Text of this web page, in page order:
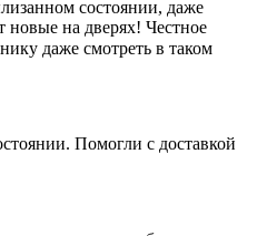
состоянии, даже
новые на дверях! Честное
даже смотреть в таком
Помогли с доставкой